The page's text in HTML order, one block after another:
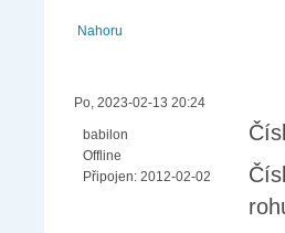
Nahoru
Po, 2023-02-13 20:24
babilon
Offline
Připojen: 2012-02-02